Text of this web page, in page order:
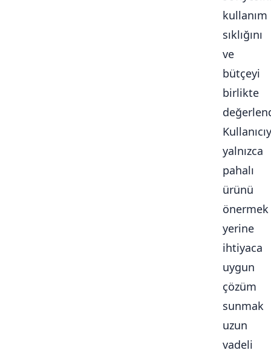
kullanım
sıklığını
ve
bütçeyi
birlikte
yalnızca
pahalı
ürünü
önermek
yerine
ihtiyaca
uygun
çözüm
sunmak
uzun
vadeli